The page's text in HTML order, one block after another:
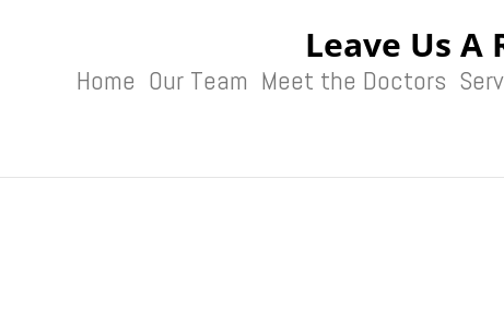
Leave Us A
Home Our Team Meet the Doctors